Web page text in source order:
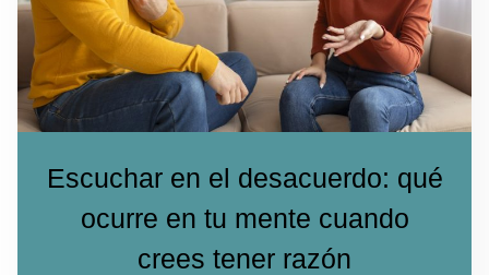
Escuchar en el desacuerdo: qué
ocurre en tu mente cuando
crees tener razón